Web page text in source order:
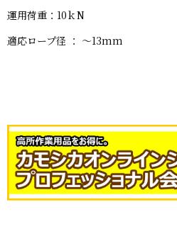
運用荷重：10ｋN
適応ロープ径 ： 〜13mm